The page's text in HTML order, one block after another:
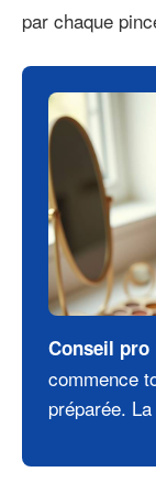
par chaque
Conseil pro
commence
préparée.